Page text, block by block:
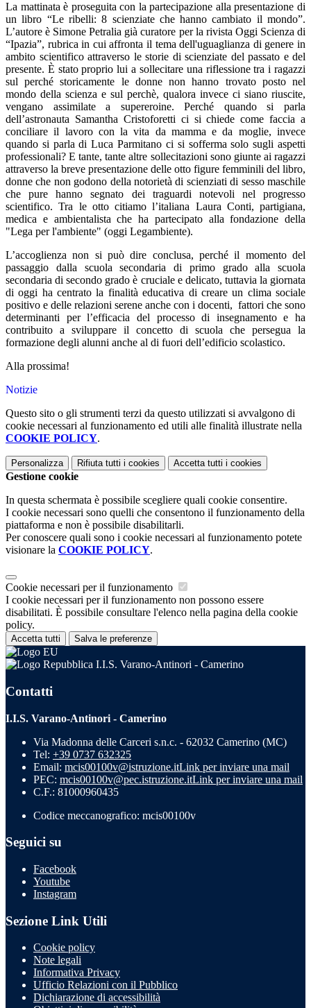
La mattinata è proseguita con la partecipazione alla presentazione di
un libro “Le ribelli: 8 scienziate che hanno cambiato il mondo”.
L’autore è Simone Petralia già curatore per la rivista Oggi Scienza di
“Ipazia”, rubrica in cui affronta il tema dell'uguaglianza di genere in
ambito scientifico attraverso le storie di scienziate del passato e del
presente. È stato proprio lui a sollecitare una riflessione tra i ragazzi
sul perché storicamente le donne non hanno trovato posto nel
mondo della scienza e sul perchè, qualora invece ci siano riuscite,
vengano assimilate a supereroine. Perché quando si parla
dell’astronauta Samantha Cristoforetti ci si chiede come faccia a
conciliare il lavoro con la vita da mamma e da moglie, invece
quando si parla di Luca Parmitano ci si sofferma solo sugli aspetti
professionali? E tante, tante altre sollecitazioni sono giunte ai ragazzi
attraverso la breve presentazione delle otto figure femminili del libro,
donne che non godono della notorietà di scienziati di sesso maschile
che pure hanno segnato dei traguardi notevoli nel progresso
scientifico. Tra le otto citiamo l’italiana Laura Conti, partigiana,
medica e ambientalista che ha partecipato alla fondazione della
"Lega per l'ambiente" (oggi Legambiente).
L’accoglienza non si può dire conclusa, perché il momento del
passaggio dalla scuola secondaria di primo grado alla scuola
secondaria di secondo grado è cruciale e delicato, tuttavia la giornata
di oggi ha centrato la finalità educativa di creare un clima sociale
positivo e delle relazioni serene anche con i docenti, fattori che sono
determinanti per l’efficacia del processo di insegnamento e ha
contribuito a sviluppare il concetto di scuola che persegua la
formazione degli alunni anche al di fuori dell’edificio scolastico.
Alla prossima!
Notizie
Questo sito o gli strumenti terzi da questo utilizzati si avvalgono di
cookie necessari al funzionamento ed utili alle finalità illustrate nella
COOKIE POLICY.
Personalizza Rifiuta tutti i cookies Accetta tutti i cookies
Gestione cookie
In questa schermata è possibile scegliere quali cookie consentire.
I cookie necessari sono quelli che consentono il funzionamento della
piattaforma e non è possibile disabilitarli.
Per conoscere quali sono i cookie necessari al funzionamento potete
visionare la COOKIE POLICY.
Cookie necessari per il funzionamento
I cookie necessari per il funzionamento non possono essere
disabilitati. È possibile consultare l'elenco nella pagina della cookie
policy.
Accetta tutti Salva le preferenze
I.I.S. Varano-Antinori - Camerino
Contatti
I.I.S. Varano-Antinori - Camerino
Via Madonna delle Carceri s.n.c. - 62032 Camerino (MC)
Tel: +39 0737 632325
Email: mcis00100v@istruzione.itLink per inviare una mail
PEC: mcis00100v@pec.istruzione.itLink per inviare una mail
C.F.: 81000960435
Codice meccanografico: mcis00100v
Seguici su
Facebook
Youtube
Instagram
Sezione Link Utili
Cookie policy
Note legali
Informativa Privacy
Ufficio Relazioni con il Pubblico
Dichiarazione di accessibilità